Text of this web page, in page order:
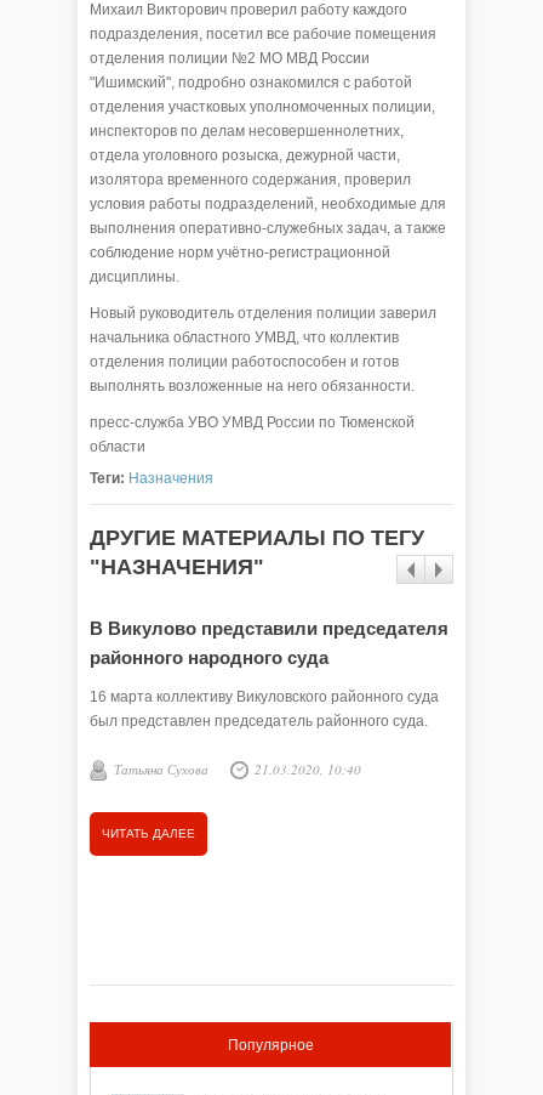
Михаил Викторович проверил работу каждого
подразделения, посетил все рабочие помещения
отделения полиции №2 МО МВД России
"Ишимский", подробно ознакомился с работой
отделения участковых уполномоченных полиции,
инспекторов по делам несовершеннолетних,
отдела уголовного розыска, дежурной части,
изолятора временного содержания, проверил
условия работы подразделений, необходимые для
выполнения оперативно-служебных задач, а также
соблюдение норм учётно-регистрационной
дисциплины.
Новый руководитель отделения полиции заверил
начальника областного УМВД, что коллектив
отделения полиции работоспособен и готов
выполнять возложенные на него обязанности.
пресс-служба УВО УМВД России по Тюменской
области
Теги: Назначения
ДРУГИЕ МАТЕРИАЛЫ ПО ТЕГУ
"НАЗНАЧЕНИЯ"
В Викулово представили председателя
районного народного суда
16 марта коллективу Викуловского районного суда
был представлен председатель районного суда.
Татьяна Сухова 21.03.2020, 10:40
ЧИТАТЬ ДАЛЕЕ
Популярное